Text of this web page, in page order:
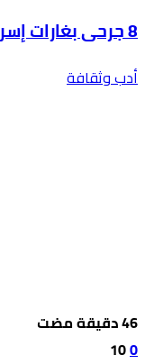
8 جرحى بغارات إسرائيلية على جنوب لبنان
أدب وثقافة
0
10